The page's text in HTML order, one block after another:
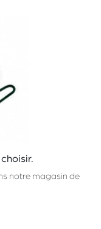
notre magasin de